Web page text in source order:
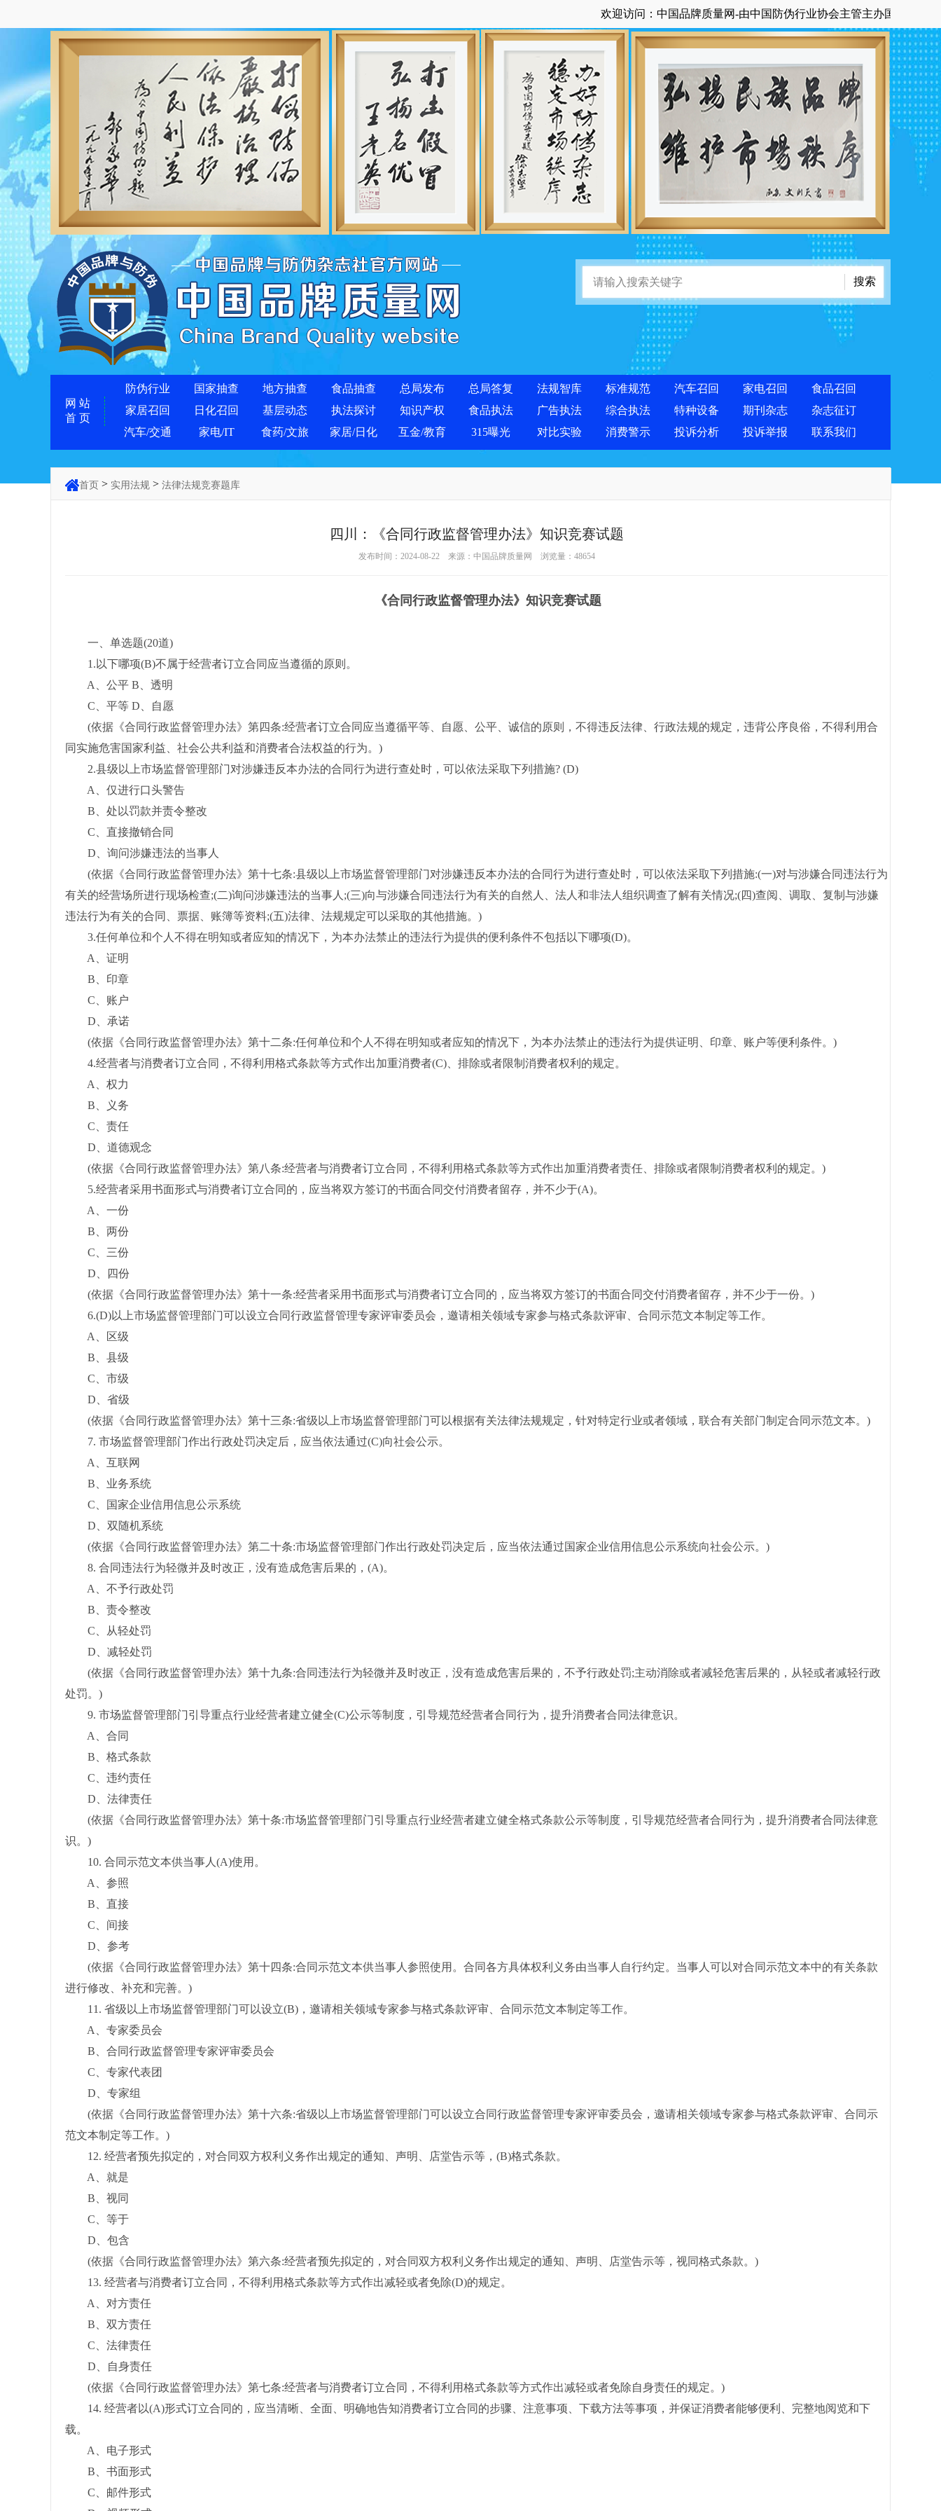
欢迎访问：中国品牌质量网-由中国防伪行业协会主管主办国家级中央在京
网 站
首 页
防伪行业 国家抽查 地方抽查 食品抽查 总局发布 总局答复 法规智库 标准规范 汽车召回 家电召回
食品召回
家居召回
日化召回 基层动态 执法探讨 知识产权 食品执法 广告执法 综合执法 特种设备 期刊杂志
杂志征订
汽车/交通
家电/IT 食药/文旅 家居/日化 互金/教育 315曝光 对比实验 消费警示 投诉分析 投诉举报 联系我们
首页 > 实用法规 > 法律法规竞赛题库
四川：《合同行政监督管理办法》知识竞赛试题
发布时间：2024-08-22 来源： 中国品牌质量网 浏览量： 48654
《合同行政监督管理办法》知识竞赛试题
一、单选题(20道)
1.以下哪项(B)不属于经营者订立合同应当遵循的原则。
A、公平 B、透明
C、平等 D、自愿
(依据《合同行政监督管理办法》第四条:经营者订立合同应当遵循平等、自愿、公平、诚信的原则，不得违反法律、行政法规的规定，违背公序良俗，不得利用合
同实施危害国家利益、社会公共利益和消费者合法权益的行为。)
2.县级以上市场监督管理部门对涉嫌违反本办法的合同行为进行查处时，可以依法采取下列措施? (D)
A、仅进行口头警告
B、处以罚款并责令整改
C、直接撤销合同
D、询问涉嫌违法的当事人
(依据《合同行政监督管理办法》第十七条:县级以上市场监督管理部门对涉嫌违反本办法的合同行为进行查处时，可以依法采取下列措施:(一)对与涉嫌合同违法行为
有关的经营场所进行现场检查;(二)询问涉嫌违法的当事人;(三)向与涉嫌合同违法行为有关的自然人、法人和非法人组织调查了解有关情况;(四)查阅、调取、复制与涉嫌
违法行为有关的合同、票据、账簿等资料;(五)法律、法规规定可以采取的其他措施。)
3.任何单位和个人不得在明知或者应知的情况下，为本办法禁止的违法行为提供的便利条件不包括以下哪项(D)。
A、证明
B、印章
C、账户
D、承诺
(依据《合同行政监督管理办法》第十二条:任何单位和个人不得在明知或者应知的情况下，为本办法禁止的违法行为提供证明、印章、账户等便利条件。)
4.经营者与消费者订立合同，不得利用格式条款等方式作出加重消费者(C)、排除或者限制消费者权利的规定。
A、权力
B、义务
C、责任
D、道德观念
(依据《合同行政监督管理办法》第八条:经营者与消费者订立合同，不得利用格式条款等方式作出加重消费者责任、排除或者限制消费者权利的规定。)
5.经营者采用书面形式与消费者订立合同的，应当将双方签订的书面合同交付消费者留存，并不少于(A)。
A、一份
B、两份
C、三份
D、四份
(依据《合同行政监督管理办法》第十一条:经营者采用书面形式与消费者订立合同的，应当将双方签订的书面合同交付消费者留存，并不少于一份。)
6.(D)以上市场监督管理部门可以设立合同行政监督管理专家评审委员会，邀请相关领域专家参与格式条款评审、合同示范文本制定等工作。
A、区级
B、县级
C、市级
D、省级
(依据《合同行政监督管理办法》第十三条:省级以上市场监督管理部门可以根据有关法律法规规定，针对特定行业或者领域，联合有关部门制定合同示范文本。)
7. 市场监督管理部门作出行政处罚决定后，应当依法通过(C)向社会公示。
A、互联网
B、业务系统
C、国家企业信用信息公示系统
D、双随机系统
(依据《合同行政监督管理办法》第二十条:市场监督管理部门作出行政处罚决定后，应当依法通过国家企业信用信息公示系统向社会公示。)
8. 合同违法行为轻微并及时改正，没有造成危害后果的，(A)。
A、不予行政处罚
B、责令整改
C、从轻处罚
D、减轻处罚
(依据《合同行政监督管理办法》第十九条:合同违法行为轻微并及时改正，没有造成危害后果的，不予行政处罚;主动消除或者减轻危害后果的，从轻或者减轻行政
处罚。)
9. 市场监督管理部门引导重点行业经营者建立健全(C)公示等制度，引导规范经营者合同行为，提升消费者合同法律意识。
A、合同
B、格式条款
C、违约责任
D、法律责任
(依据《合同行政监督管理办法》第十条:市场监督管理部门引导重点行业经营者建立健全格式条款公示等制度，引导规范经营者合同行为，提升消费者合同法律意
识。)
10. 合同示范文本供当事人(A)使用。
A、参照
B、直接
C、间接
D、参考
(依据《合同行政监督管理办法》第十四条:合同示范文本供当事人参照使用。合同各方具体权利义务由当事人自行约定。当事人可以对合同示范文本中的有关条款
进行修改、补充和完善。)
11. 省级以上市场监督管理部门可以设立(B)，邀请相关领域专家参与格式条款评审、合同示范文本制定等工作。
A、专家委员会
B、合同行政监督管理专家评审委员会
C、专家代表团
D、专家组
(依据《合同行政监督管理办法》第十六条:省级以上市场监督管理部门可以设立合同行政监督管理专家评审委员会，邀请相关领域专家参与格式条款评审、合同示
范文本制定等工作。)
12. 经营者预先拟定的，对合同双方权利义务作出规定的通知、声明、店堂告示等，(B)格式条款。
A、就是
B、视同
C、等于
D、包含
(依据《合同行政监督管理办法》第六条:经营者预先拟定的，对合同双方权利义务作出规定的通知、声明、店堂告示等，视同格式条款。)
13. 经营者与消费者订立合同，不得利用格式条款等方式作出减轻或者免除(D)的规定。
A、对方责任
B、双方责任
C、法律责任
D、自身责任
(依据《合同行政监督管理办法》第七条:经营者与消费者订立合同，不得利用格式条款等方式作出减轻或者免除自身责任的规定。)
14. 经营者以(A)形式订立合同的，应当清晰、全面、明确地告知消费者订立合同的步骤、注意事项、下载方法等事项，并保证消费者能够便利、完整地阅览和下
载。
A、电子形式
B、书面形式
C、邮件形式